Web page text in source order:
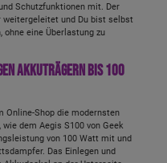
Schutzfunktionen mit. Der
und Du bist selbst
eine Überlastung zu
Akkuträgern bis 100
Online-Shop die modernsten
dem Aegis S100 von Geek
von 100 Watt mit und
Das Einlegen und